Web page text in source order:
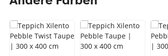
Teppich Rot
Zur Kategorie Teppich Sorten